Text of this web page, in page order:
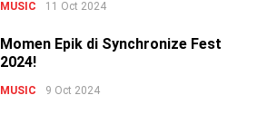
MUSIC 11 Oct 2024
Momen Epik di Synchronize Fest
2024!
MUSIC 9 Oct 2024